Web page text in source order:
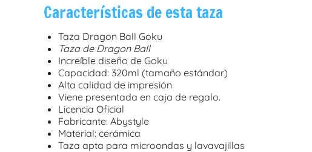
Características de esta taza
Taza Dragon Ball Goku
Taza de Dragon Ball
Increíble diseño de Goku
Capacidad: 320ml (tamaño estándar)
Alta calidad de impresión
Viene presentada en caja de regalo.
Licencia Oficial
Fabricante: Abystyle
Material: cerámica
Taza apta para microondas y lavavajillas